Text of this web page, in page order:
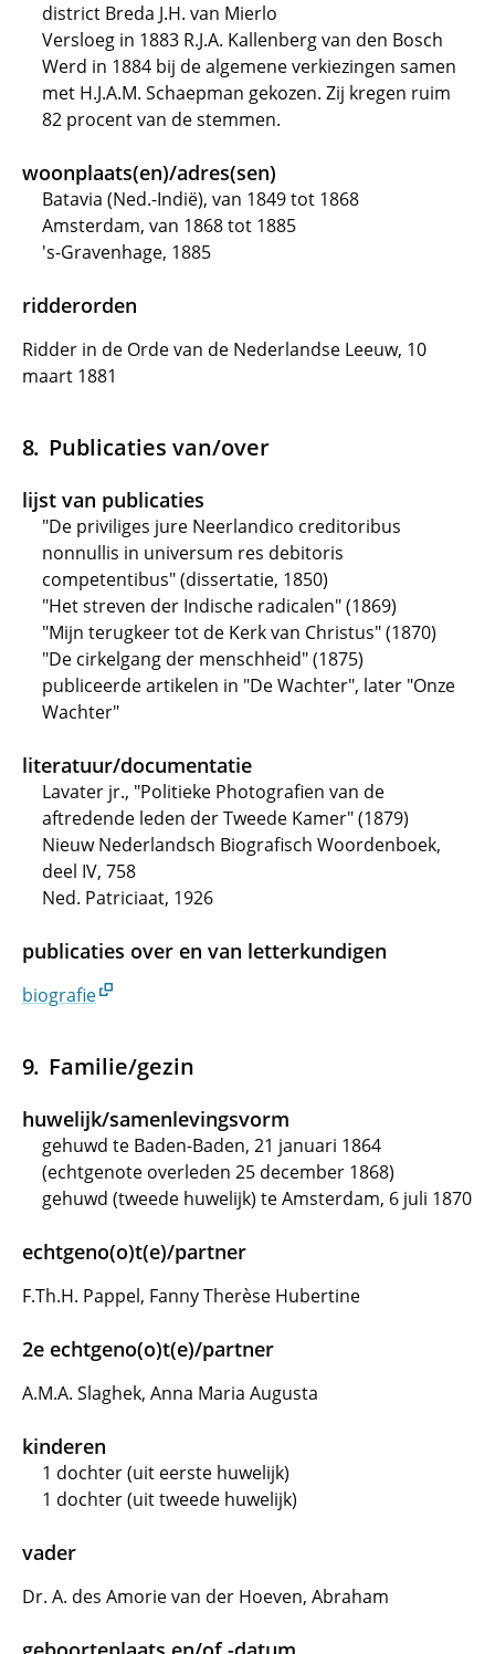
district Breda J.H. van Mierlo
Versloeg in 1883 R.J.A. Kallenberg van den Bosch
Werd in 1884 bij de algemene verkiezingen samen
met H.J.A.M. Schaepman gekozen. Zij kregen ruim
82 procent van de stemmen.
woonplaats(en)/adres(sen)
Batavia (Ned.-Indië), van 1849 tot 1868
Amsterdam, van 1868 tot 1885
's-Gravenhage, 1885
ridderorden
Ridder in de Orde van de Nederlandse Leeuw, 10
maart 1881
Publicaties van/over
lijst van publicaties
"De priviliges jure Neerlandico creditoribus
nonnullis in universum res debitoris
competentibus" (dissertatie, 1850)
"Het streven der Indische radicalen" (1869)
"Mijn terugkeer tot de Kerk van Christus" (1870)
"De cirkelgang der menschheid" (1875)
publiceerde artikelen in "De Wachter", later "Onze
Wachter"
literatuur/documentatie
Lavater jr., "Politieke Photografien van de
aftredende leden der Tweede Kamer" (1879)
Nieuw Nederlandsch Biografisch Woordenboek,
deel IV, 758
Ned. Patriciaat, 1926
publicaties over en van letterkundigen
biografie
Familie/gezin
huwelijk/samenlevingsvorm
gehuwd te Baden-Baden, 21 januari 1864
(echtgenote overleden 25 december 1868)
gehuwd (tweede huwelijk) te Amsterdam, 6 juli 1870
echtgeno(o)t(e)/partner
F.Th.H. Pappel, Fanny Therèse Hubertine
2e echtgeno(o)t(e)/partner
A.M.A. Slaghek, Anna Maria Augusta
kinderen
1 dochter (uit eerste huwelijk)
1 dochter (uit tweede huwelijk)
vader
Dr. A. des Amorie van der Hoeven, Abraham